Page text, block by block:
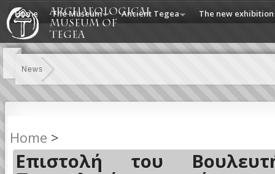
Home The Museum Ancient Tegea The new exhibition
News
Home >
Επιστολή του